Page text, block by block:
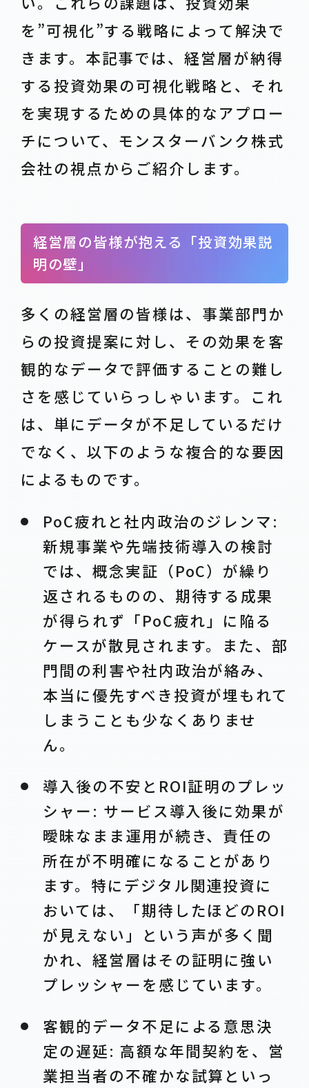
を”可視化”する戦略によって解決で
きます。本記事では、経営層が納得
する投資効果の可視化戦略と、それ
を実現するための具体的なアプロー
チについて、モンスターバンク株式
会社の視点からご紹介します。
経営層の皆様が抱える「投資効果説
明の壁」
多くの経営層の皆様は、事業部門か
らの投資提案に対し、その効果を客
観的なデータで評価することの難し
さを感じていらっしゃいます。これ
は、単にデータが不足しているだけ
でなく、以下のような複合的な要因
によるものです。
PoC疲れと社内政治のジレンマ:
新規事業や先端技術導入の検討
では、概念実証（PoC）が繰り
返されるものの、期待する成果
が得られず「PoC疲れ」に陥る
ケースが散見されます。また、部
門間の利害や社内政治が絡み、
本当に優先すべき投資が埋もれて
しまうことも少なくありませ
ん。
導入後の不安とROI証明のプレッ
シャー: サービス導入後に効果が
曖昧なまま運用が続き、責任の
所在が不明確になることがあり
ます。特にデジタル関連投資に
おいては、「期待したほどのROI
が見えない」という声が多く聞
かれ、経営層はその証明に強い
プレッシャーを感じています。
客観的データ不足による意思決
定の遅延: 高額な年間契約を、営
業担当者の不確かな試算といっ